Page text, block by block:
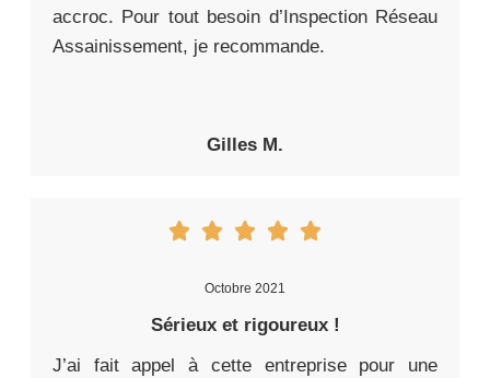
accroc. Pour tout besoin d’Inspection Réseau
Assainissement, je recommande.
Gilles M.
Octobre 2021
Sérieux et rigoureux !
J’ai fait appel à cette entreprise pour une